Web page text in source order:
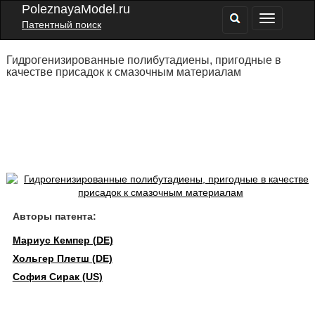
PoleznayaModel.ru
Патентный поиск
Гидрогенизированные полибутадиены, пригодные в
качестве присадок к смазочным материалам
Авторы патента:
Мариус Кемпер (DE)
Хольгер Плетш (DE)
София Сирак (US)